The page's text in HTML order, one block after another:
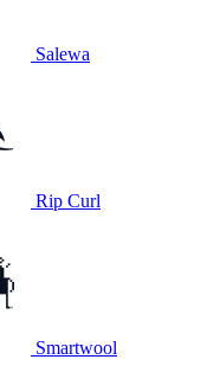
Salewa
Rip Curl
Smartwool